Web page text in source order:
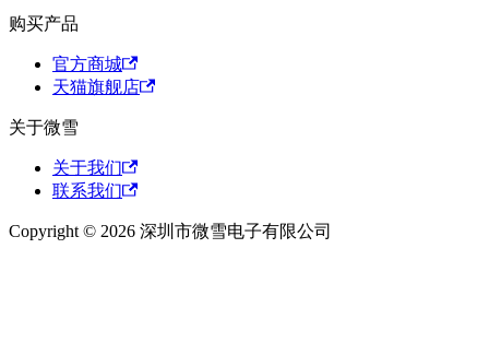
购买产品
官方商城
天猫旗舰店
关于微雪
关于我们
联系我们
Copyright © 2026 深圳市微雪电子有限公司